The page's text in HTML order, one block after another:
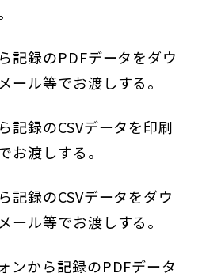
記録のPDFデータをダウ
ール等でお渡しする。
記録のCSVデータを印刷
お渡しする。
記録のCSVデータをダウ
ール等でお渡しする。
ンから記録のPDFデータ